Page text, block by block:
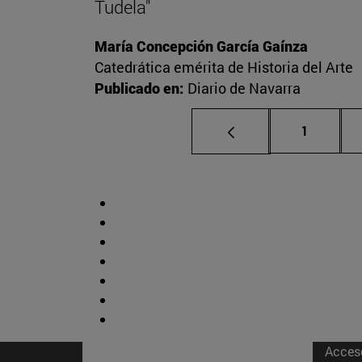
Tudela"
María Concepción García Gaínza
Catedrática emérita de Historia del Arte
Publicado en: Diario de Navarra
Página
1